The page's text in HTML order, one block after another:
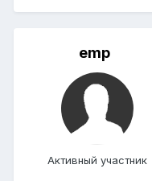
emp
Активный участник